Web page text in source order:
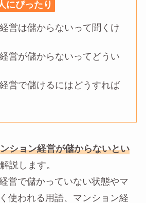
にぴったり
営は儲からないって聞くけ
営が儲からないってどうい
営で儲けるにはどうすれば
ション経営が儲からないとい
説します。
営で儲かっていない状態やマ
使われる用語、マンション経